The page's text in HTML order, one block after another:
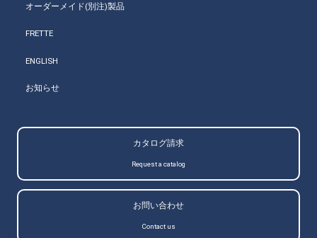
オーダーメイド(別注)製品
FRETTE
ENGLISH
お知らせ
カタログ請求
Request a catalog
お問い合わせ
Contact us